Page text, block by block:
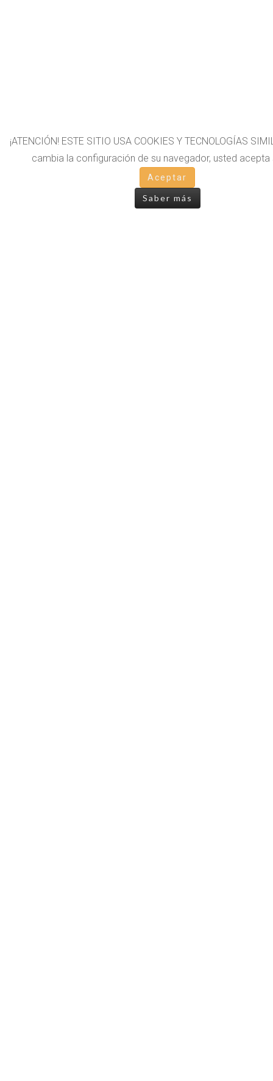
¡ATENCIÓN! ESTE SITIO USA COOKIES Y TECNOLOGÍAS
cambia la configuración de su navegador, usted acepta
Aceptar
Saber más